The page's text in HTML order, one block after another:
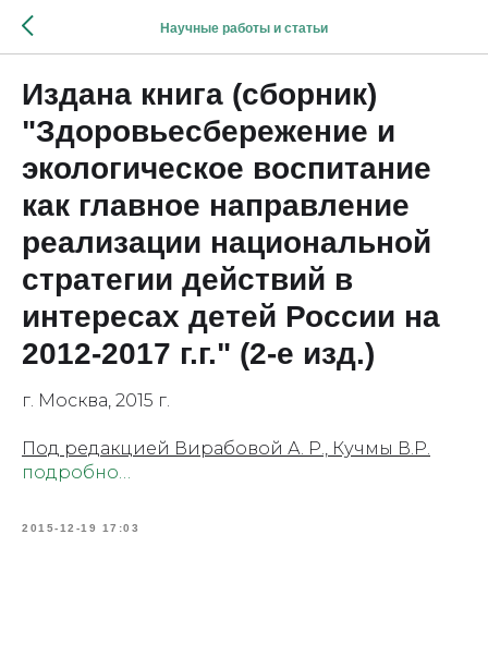
Научные работы и статьи
Издана книга (сборник)
"Здоровьесбережение и
экологическое воспитание
как главное направление
реализации национальной
стратегии действий в
интересах детей России на
2012-2017 г.г." (2-е изд.)
г. Москва, 2015 г.
Под редакцией Вирабовой А. Р., Кучмы В.Р.
подробно…
2015-12-19 17:03